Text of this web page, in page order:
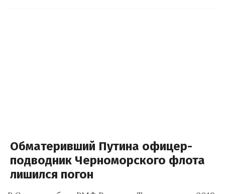
Обматеривший Путина офицер-
подводник Черноморского флота
лишился погон